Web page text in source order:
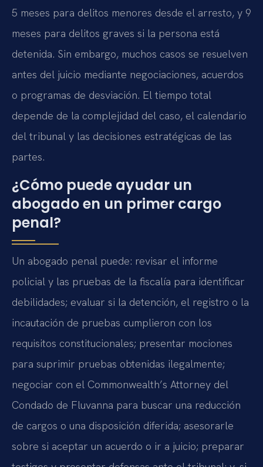
5 meses para delitos menores desde el arresto, y 9
meses para delitos graves si la persona está
detenida. Sin embargo, muchos casos se resuelven
antes del juicio mediante negociaciones, acuerdos
o programas de desviación. El tiempo total
depende de la complejidad del caso, el calendario
del tribunal y las decisiones estratégicas de las
partes.
¿Cómo puede ayudar un
abogado en un primer cargo
penal?
Un abogado penal puede: revisar el informe
policial y las pruebas de la fiscalía para identificar
debilidades; evaluar si la detención, el registro o la
incautación de pruebas cumplieron con los
requisitos constitucionales; presentar mociones
para suprimir pruebas obtenidas ilegalmente;
negociar con el Commonwealth’s Attorney del
Condado de Fluvanna para buscar una reducción
de cargos o una disposición diferida; asesorarle
sobre si aceptar un acuerdo o ir a juicio; preparar